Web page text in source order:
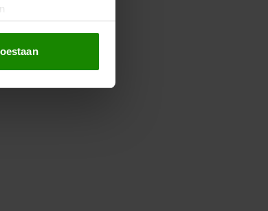
en om ons